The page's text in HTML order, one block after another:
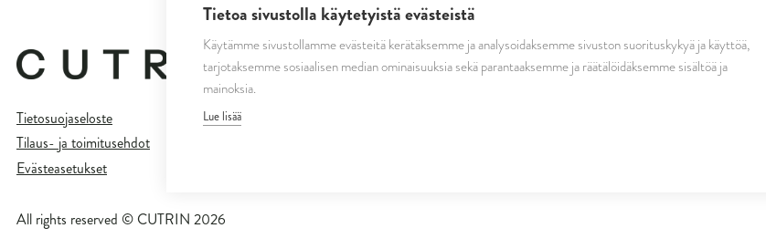
Tietosuojaseloste
Tilaus- ja toimitusehdot
Evästeasetukset
All rights reserved © CUTRIN 2026
SEURAA MEITÄ
Tietoa sivustolla käytetyistä evästeistä
Käytämme sivustollamme evästeitä kerätäksemme ja analysoidaksemme sivuston suorituskykyä ja käyttöä,
tarjotaksemme sosiaalisen median ominaisuuksia sekä parantaaksemme ja räätälöidäksemme sisältöä ja
mainoksia.
Lue lisää